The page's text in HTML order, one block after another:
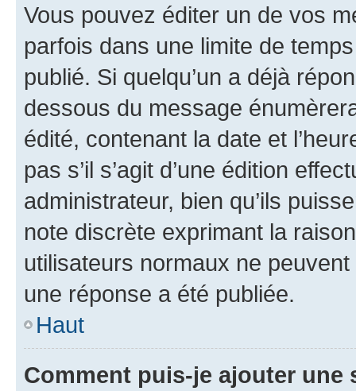
Vous pouvez éditer un de vos
parfois dans une limite de
publié. Si quelqu’un a déjà
dessous du message
édité, contenant la date et
pas s’il s’agit d’une édition
administrateur, bien qu’ils
note discrète exprimant la
utilisateurs normaux ne
une réponse a été publiée.
Haut
Comment puis-je ajouter une